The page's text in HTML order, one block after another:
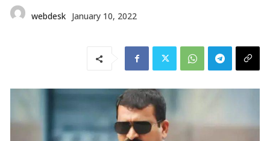
webdesk January 10, 2022